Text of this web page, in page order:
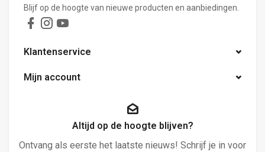
Blijf op de hoogte van nieuwe producten en aanbiedingen.
Klantenservice
Mijn account
Altijd op de hoogte blijven?
Ontvang als eerste het laatste nieuws! Schrijf je in voor